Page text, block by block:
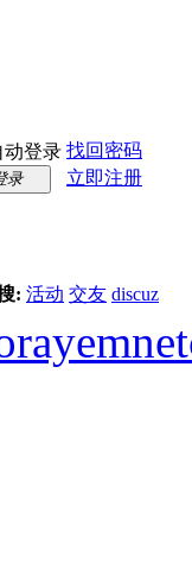
动登录 找回密码
录
立即注册
: 活动 交友 discuz